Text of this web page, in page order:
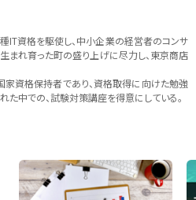
IT資格を駆使し、中小企業の経営者のコンサ
生まれ育った町の盛り上げに尽力し、東京商店
家資格保持者であり、資格取得に向けた勉強
た中での、試験対策講座を得意にしている。